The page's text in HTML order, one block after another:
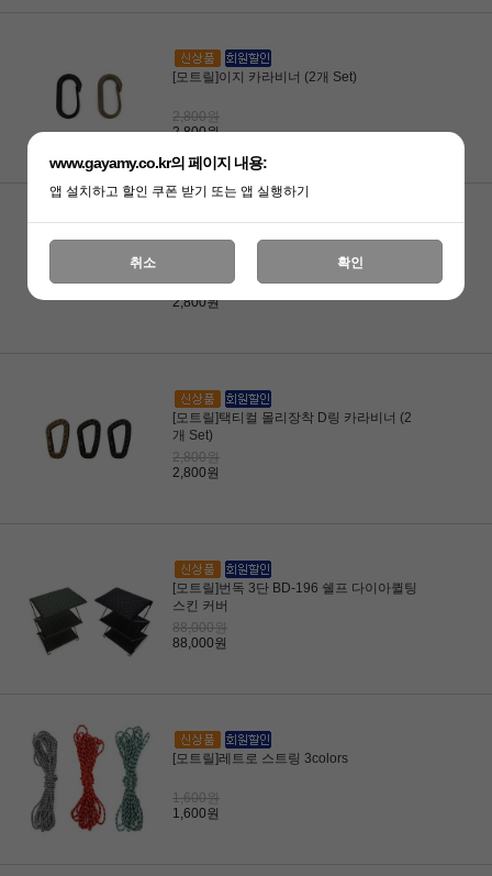
[모트릴]이지 카라비너 (2개 Set)
2,800원
2,800원
[모트릴]서포트 몰리형 카라비너 (2개 Set)
2,800원
2,800원
[모트릴]택티컬 몰리장착 D링 카라비너 (2
개 Set)
2,800원
2,800원
[모트릴]번독 3단 BD-196 쉘프 다이아퀼팅
스킨 커버
88,000원
88,000원
[모트릴]레트로 스트링 3colors
1,600원
1,600원
www.gayamy.co.kr의 페이지 내용:
앱 설치하고 할인 쿠폰 받기 또는 앱 실행하기
취소 확인